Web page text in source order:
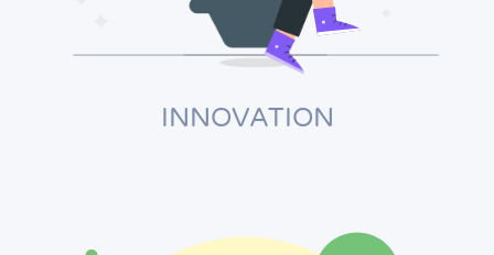
INNOVATION